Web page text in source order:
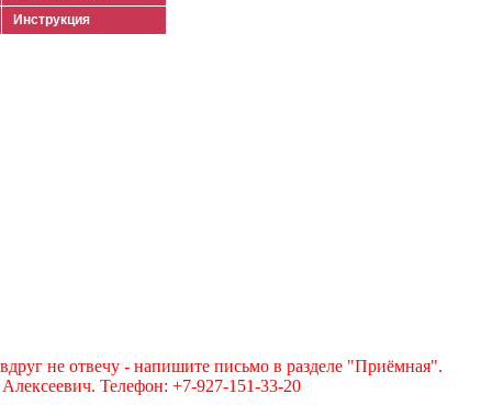
Инструкция
не отвечу - напишите письмо в разделе "Приёмная".
Телефон: +7-927-151-33-20